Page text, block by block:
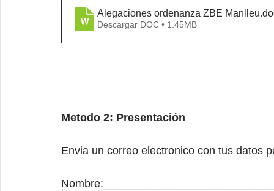
Alegaciones ordenanza ZBE Manlleu
Descargar DOC • 1.45MB
Metodo 2: Presentación
Envia un correo electronico con tus datos